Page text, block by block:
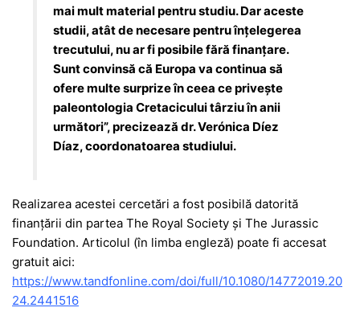
mai mult material pentru studiu. Dar aceste
studii, atât de necesare pentru înțelegerea
trecutului, nu ar fi posibile fără finanțare.
Sunt convinsă că Europa va continua să
ofere multe surprize în ceea ce privește
paleontologia Cretacicului târziu în anii
următori”, precizează dr. Verónica Díez
Díaz, coordonatoarea studiului.
Realizarea acestei cercetări a fost posibilă datorită
finanțării din partea The Royal Society și The Jurassic
Foundation. Articolul (în limba engleză) poate fi accesat
gratuit aici:
https://www.tandfonline.com/doi/full/10.1080/14772019.20
24.2441516